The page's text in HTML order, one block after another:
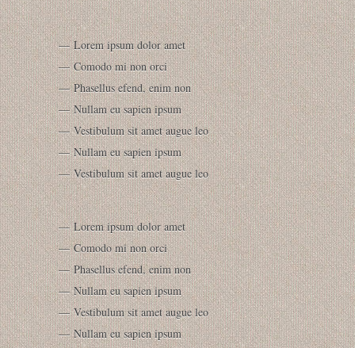
Lorem ipsum dolor amet
Comodo mi non orci
Phasellus efend, enim non
Nullam eu sapien ipsum
Vestibulum sit amet augue leo
Nullam eu sapien ipsum
Vestibulum sit amet augue leo
Lorem ipsum dolor amet
Comodo mi non orci
Phasellus efend, enim non
Nullam eu sapien ipsum
Vestibulum sit amet augue leo
Nullam eu sapien ipsum